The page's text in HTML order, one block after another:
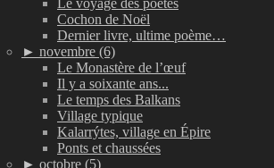
Le voyage des poètes
Cochon de Noël
Dernier livre, ultime poème…
► novembre (6)
Le Monastère de l’œuf
Il y a soixante ans...
Le temps des Balkans
Village typique
Kalarrýtes, village en Épire
Ponts et chaussées
► octobre (5)